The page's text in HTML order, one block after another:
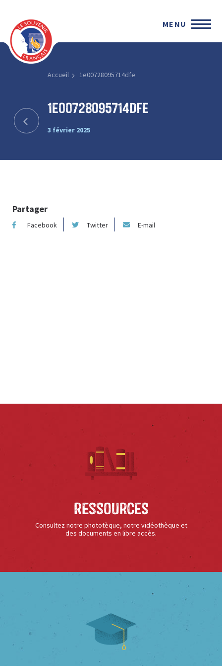
MENU
Accueil 1e00728095714dfe
1e00728095714dfe
3 février 2025
Partager
Facebook Twitter E-mail
Ressources
Consultez notre phototèque, notre vidéothèque et
des documents en libre accès.